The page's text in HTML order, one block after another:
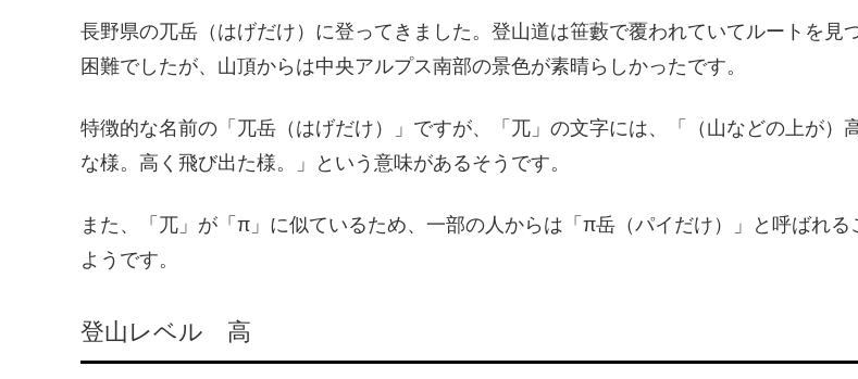
長野県の兀岳（はげだけ）に登ってきました。登山道は笹藪で覆われていてルートを見
困難でしたが、山頂からは中央アルプス南部の景色が素晴らしかったです。
特徴的な名前の「兀岳（はげだけ）」ですが、「兀」の文字には、「（山などの上が）
な様。高く飛び出た様。」という意味があるそうです。
また、「兀」が「π」に似ているため、一部の人からは「π岳（パイだけ）」と呼ばれる
ようです。
登山レベル 高